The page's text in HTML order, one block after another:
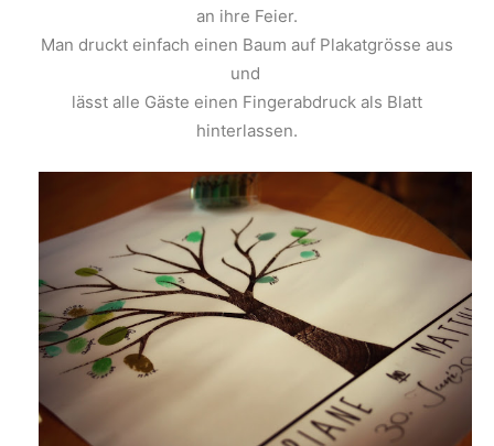
an ihre Feier.
Man druckt einfach einen Baum auf Plakatgrösse aus
und
lässt alle Gäste einen Fingerabdruck als Blatt
hinterlassen.